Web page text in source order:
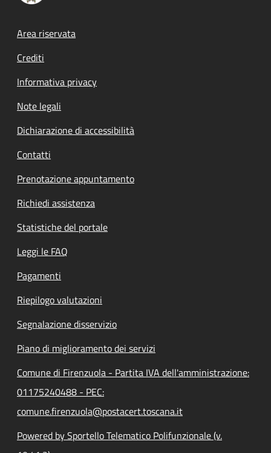
Footer menu
Area riservata
Crediti
Informativa privacy
Note legali
Dichiarazione di accessibilità
Contatti
Prenotazione appuntamento
Richiedi assistenza
Statistiche del portale
Leggi le FAQ
Pagamenti
Riepilogo valutazioni
Segnalazione disservizio
Piano di miglioramento dei servizi
Comune di Firenzuola - Partita IVA dell'amministrazione:
01175240488 - PEC:
comune.firenzuola@postacert.toscana.it
Powered by Sportello Telematico Polifunzionale (v.